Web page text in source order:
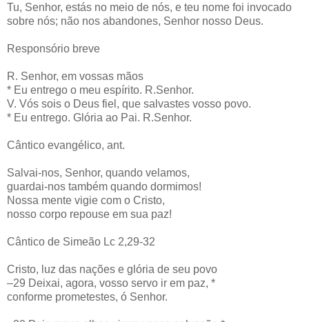
Tu, Senhor, estás no meio de nós, e teu nome foi invocado
sobre nós; não nos abandones, Senhor nosso Deus.
Responsório breve
R. Senhor, em vossas mãos
* Eu entrego o meu espírito. R.Senhor.
V. Vós sois o Deus fiel, que salvastes vosso povo.
* Eu entrego. Glória ao Pai. R.Senhor.
Cântico evangélico, ant.
Salvai-nos, Senhor, quando velamos,
guardai-nos também quando dormimos!
Nossa mente vigie com o Cristo,
nosso corpo repouse em sua paz!
Cântico de Simeão Lc 2,29-32
Cristo, luz das nações e glória de seu povo
–29 Deixai, agora, vosso servo ir em paz, *
conforme prometestes, ó Senhor.